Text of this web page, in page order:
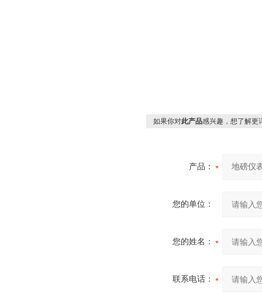
如果你对此产品感兴趣，想了解更
产品：
您的单位：
您的姓名：
联系电话：